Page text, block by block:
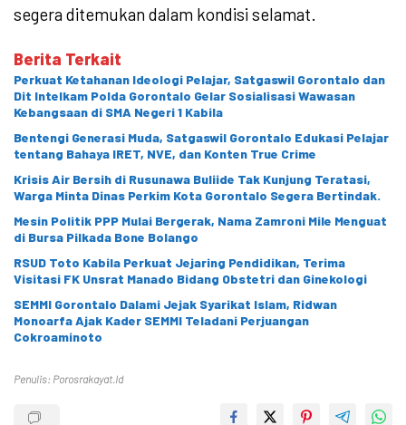
segera ditemukan dalam kondisi selamat.
Berita Terkait
Perkuat Ketahanan Ideologi Pelajar, Satgaswil Gorontalo dan
Dit Intelkam Polda Gorontalo Gelar Sosialisasi Wawasan
Kebangsaan di SMA Negeri 1 Kabila
Bentengi Generasi Muda, Satgaswil Gorontalo Edukasi Pelajar
tentang Bahaya IRET, NVE, dan Konten True Crime
Krisis Air Bersih di Rusunawa Buliide Tak Kunjung Teratasi,
Warga Minta Dinas Perkim Kota Gorontalo Segera Bertindak.
Mesin Politik PPP Mulai Bergerak, Nama Zamroni Mile Menguat
di Bursa Pilkada Bone Bolango
RSUD Toto Kabila Perkuat Jejaring Pendidikan, Terima
Visitasi FK Unsrat Manado Bidang Obstetri dan Ginekologi
SEMMI Gorontalo Dalami Jejak Syarikat Islam, Ridwan
Monoarfa Ajak Kader SEMMI Teladani Perjuangan
Cokroaminoto
Penulis: Porosrakayat.id